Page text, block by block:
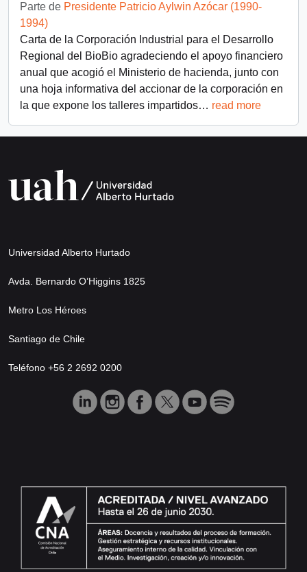
Parte de Presidente Patricio Aylwin Azócar (1990-
1994)
Carta de la Corporación Industrial para el Desarrollo
Regional del BioBio agradeciendo el apoyo financiero
anual que acogió el Ministerio de hacienda, junto con
una hoja informativa del accionar de la corporación en
la que expone los talleres impartidos… read more
Universidad Alberto Hurtado
Avda. Bernardo O’Higgins 1825
Metro Los Héroes
Santiago de Chile
Teléfono +56 2 2692 0200